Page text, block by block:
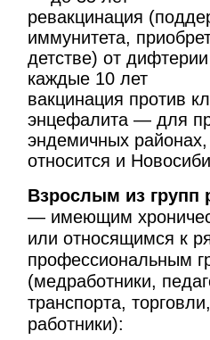
ревакцинация
иммунитета,
детстве) от
каждые 10 лет
вакцинация против
энцефалита — для
эндемичных
относится и
Взрослым из групп
— имеющим
или относящимся к
профессиональным
(медработники,
транспорта,
работники):